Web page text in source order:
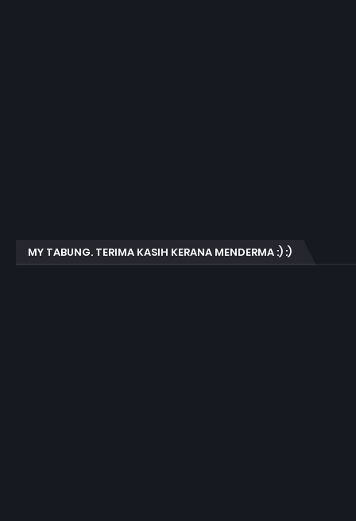
MY TABUNG. TERIMA KASIH KERANA MENDERMA :) :)